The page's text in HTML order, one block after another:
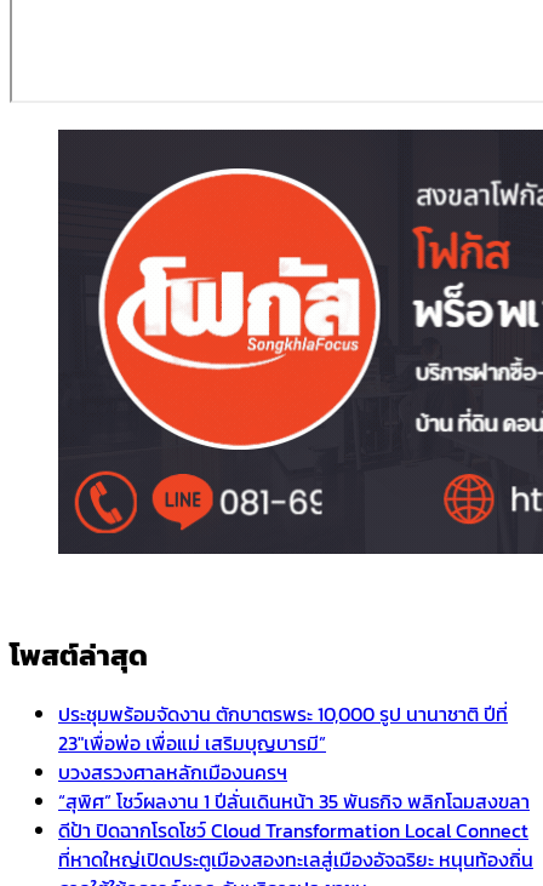
โพสต์ล่าสุด
ประชุมพร้อมจัดงาน ตักบาตรพระ 10,000 รูป นานาชาติ ปีที่
23″เพื่อพ่อ เพื่อแม่ เสริมบุญบารมี”
บวงสรวงศาลหลักเมืองนครฯ
“สุพิศ” โชว์ผลงาน 1 ปีลั่นเดินหน้า 35 พันธกิจ พลิกโฉมสงขลา
ดีป้า ปิดฉากโรดโชว์ Cloud Transformation Local Connect
ที่หาดใหญ่เปิดประตูเมืองสองทะเลสู่เมืองอัจฉริยะ หนุนท้องถิ่น